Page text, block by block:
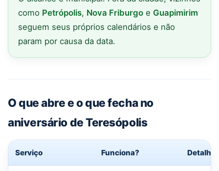
como Petrópolis, Nova Friburgo e Guapimirim
seguem seus próprios calendários e não
param por causa da data.
O que abre e o que fecha no
aniversário de Teresópolis
Serviço Funciona? Detalhe